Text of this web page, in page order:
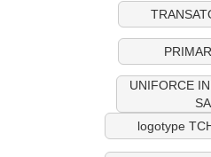
UNIFORCE
logotype